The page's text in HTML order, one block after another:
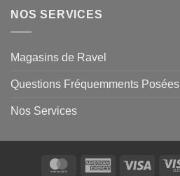
NOS SERVICES
Magasins de Ravel
Questions Fréquemments Posées
Nos Services
MasterCardAmerican Visa